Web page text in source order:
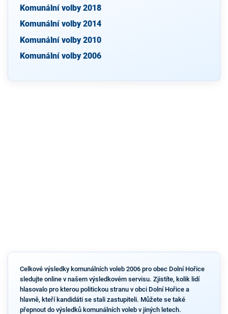
Komunální volby 2018
Komunální volby 2014
Komunální volby 2010
Komunální volby 2006
Celkové výsledky komunálních voleb 2006 pro obec Dolní Hořice
sledujte online v našem výsledkovém servisu. Zjistíte, kolik lidí
hlasovalo pro kterou politickou stranu v obci Dolní Hořice a
hlavně, kteří kandidáti se stali zastupiteli. Můžete se také
přepnout do výsledků komunálních voleb v jiných letech.